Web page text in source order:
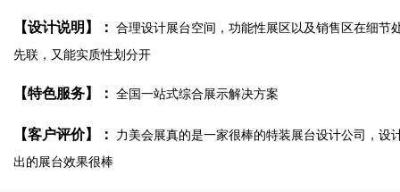
【设计说明】： 合理设计展台空间，功能性展区以及销售区在细节
先联，又能实质性划分开
【特色服务】： 全国一站式综合展示解决方案
【客户评价】：
力美会展真的是一家很棒的特装展台设计公司，设
出的展台效果很棒